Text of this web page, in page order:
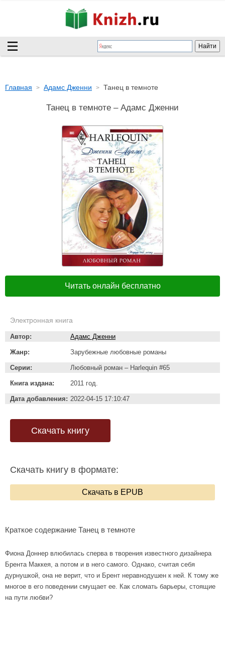
Главная Адамс Дженни Танец в темноте
Танец в темноте – Адамс Дженни
Читать онлайн бесплатно
Электронная книга
Автор: Адамс Дженни
Жанр: Зарубежные любовные романы
Серии: Любовный роман – Harlequin #65
Книга издана: 2011 год.
Дата добавления: 2022-04-15 17:10:47
Скачать книгу
Скачать книгу в формате:
Скачать в EPUB
Краткое содержание Танец в темноте
Фиона Доннер влюбилась сперва в творения известного дизайнера
Брента Маккея, а потом и в него самого. Однако, считая себя
дурнушкой, она не верит, что и Брент неравнодушен к ней. К тому же
многое в его поведении смущает ее. Как сломать барьеры, стоящие
на пути любви?